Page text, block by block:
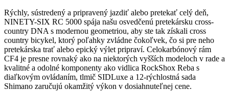
Rýchly, sústredený a pripravený jazdiť alebo pretekať celý deň,
NINETY-SIX RC 5000 spája našu osvedčenú pretekársku cross-
country DNA s modernou geometriou, aby ste tak získali cross
country bicykel, ktorý poľahky zvládne čokoľvek, čo si pre neho
pretekárska trať alebo epický výlet pripraví. Celokarbónový rám
CF4 je presne rovnaký ako na niektorých vyšších modeloch v rade a
kvalitné a odolné komponenty ako vidlica RockShox Reba s
diaľkovým ovládaním, tlmič SIDLuxe a 12-rýchlostná sada
Shimano zaručujú okamžitý výkon v dosiahnuteľnej cene.